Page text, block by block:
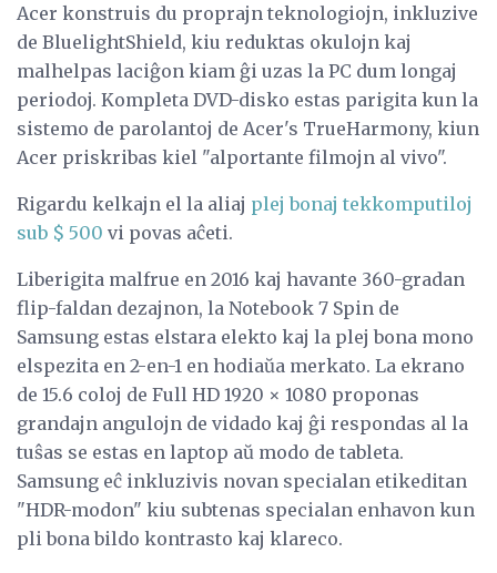
Acer konstruis du proprajn teknologiojn, inkluzive
de BluelightShield, kiu reduktas okulojn kaj
malhelpas laciĝon kiam ĝi uzas la PC dum longaj
periodoj. Kompleta DVD-disko estas parigita kun la
sistemo de parolantoj de Acer's TrueHarmony, kiun
Acer priskribas kiel "alportante filmojn al vivo".
Rigardu kelkajn el la aliaj plej bonaj tekkomputiloj
sub $ 500 vi povas aĉeti.
Liberigita malfrue en 2016 kaj havante 360-gradan
flip-faldan dezajnon, la Notebook 7 Spin de
Samsung estas elstara elekto kaj la plej bona mono
elspezita en 2-en-1 en hodiaŭa merkato. La ekrano
de 15.6 coloj de Full HD 1920 × 1080 proponas
grandajn angulojn de vidado kaj ĝi respondas al la
tuŝas se estas en laptop aŭ modo de tableta.
Samsung eĉ inkluzivis novan specialan etikeditan
"HDR-modon" kiu subtenas specialan enhavon kun
pli bona bildo kontrasto kaj klareco.